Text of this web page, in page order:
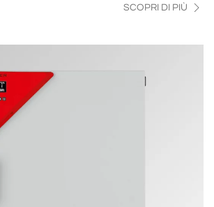
SCOPRI DI PIÙ